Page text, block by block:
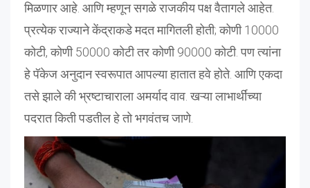
मिळणार आहे. आणि म्हणून सगळे राजकीय पक्ष वैतागले आहेत.
प्रत्येक राज्याने केंद्राकडे मदत मागितली होती; कोणी 10000
कोटी, कोणी 50000 कोटी तर कोणी 90000 कोटी. पण त्यांना
हे पॅकेज अनुदान स्वरूपात आपल्या हातात हवे होते. आणि एकदा
तसे झाले की भ्रष्टाचाराला अमर्याद वाव. खऱ्या लाभार्थींच्या
पदरात किती पडतील हे तो भगवंतच जाणे.